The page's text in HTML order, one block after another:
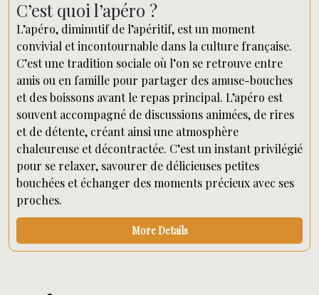
C’est quoi l’apéro ?
L’apéro, diminutif de l’apéritif, est un moment
convivial et incontournable dans la culture française.
C’est une tradition sociale où l’on se retrouve entre
amis ou en famille pour partager des amuse-bouches
et des boissons avant le repas principal. L’apéro est
souvent accompagné de discussions animées, de rires
et de détente, créant ainsi une atmosphère
chaleureuse et décontractée. C’est un instant privilégié
pour se relaxer, savourer de délicieuses petites
bouchées et échanger des moments précieux avec ses
proches.
More Details